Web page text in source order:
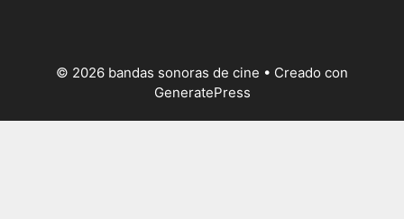
© 2026 bandas sonoras de cine • Creado con
GeneratePress